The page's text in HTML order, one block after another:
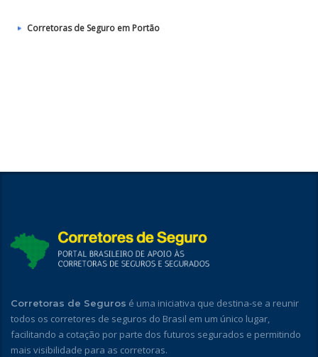
Corretoras de Seguro em Portão
Corretoras de Seguros é uma iniciativa que destina-se a reunir
todos os corretores de seguros do Brasil em um único lugar,
facilitando a cotação por parte dos futuros segurados e permitindo
mais visibilidade para as corretoras.